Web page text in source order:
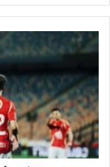
ر
د
ك
إ
ل
ك
ت
ر